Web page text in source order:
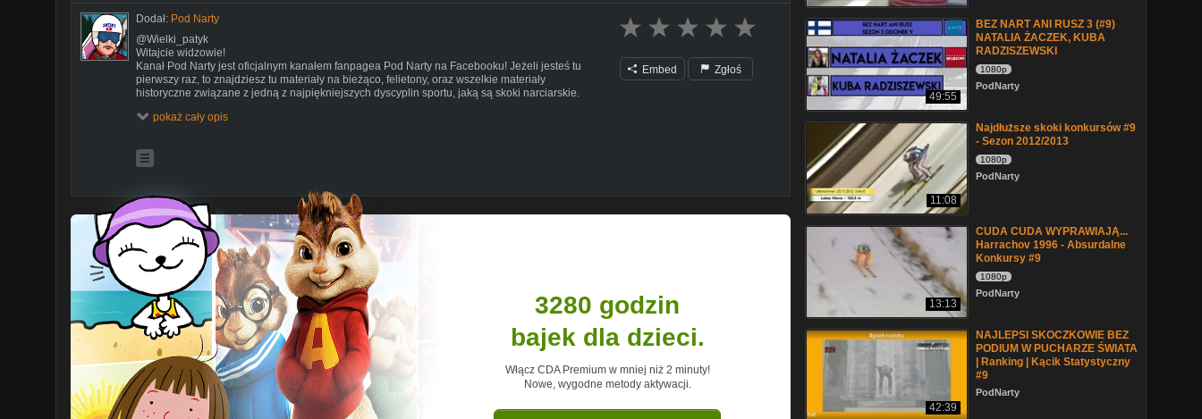
Dodał: Pod Narty
@Wielki_patyk
Witajcie widzowie!
Kanał Pod Narty jest oficjalnym kanałem fanpagea Pod Narty na Facebooku! Jeżeli jesteś tu
pierwszy raz, to znajdziesz tu materiały na bieżąco, felietony, oraz wszelkie materiały
historyczne związane z jedną z najpiękniejszych dyscyplin sportu, jaką są skoki narciarskie.
podoba wam się nasza praca i chcecie być częścią decydującą o kontencie na tym kanale,
Ściskamy! Pod Narty!
----
Wszystkie materiały wykorzystane są na mocy tzw. prawa cytatu, bazowanie na Ustawie z dnia 4
lutego 1994 r. o prawie autorskim i prawach pokrewnych (Dz. U. z 2019 r. poz. 1231).
pokaż cały opis
Embed Zgłoś
3280 godzin
bajek dla dzieci.
Włącz CDA Premium w mniej niż 2 minuty!
Nowe, wygodne metody aktywacji.
49:55
BEZ NART ANI RUSZ 3 (#9)
NATALIA ŻACZEK, KUBA
RADZISZEWSKI
1080p
PodNarty
11:08
Najdłuższe skoki konkursów #9
- Sezon 2012/2013
1080p
PodNarty
13:13
CUDA CUDA WYPRAWIAJĄ...
Harrachov 1996 - Absurdalne
Konkursy #9
1080p
PodNarty
42:39
NAJLEPSI SKOCZKOWIE BEZ
PODIUM W PUCHARZE ŚWIATA
| Ranking | Kącik Statystyczny
#9
PodNarty